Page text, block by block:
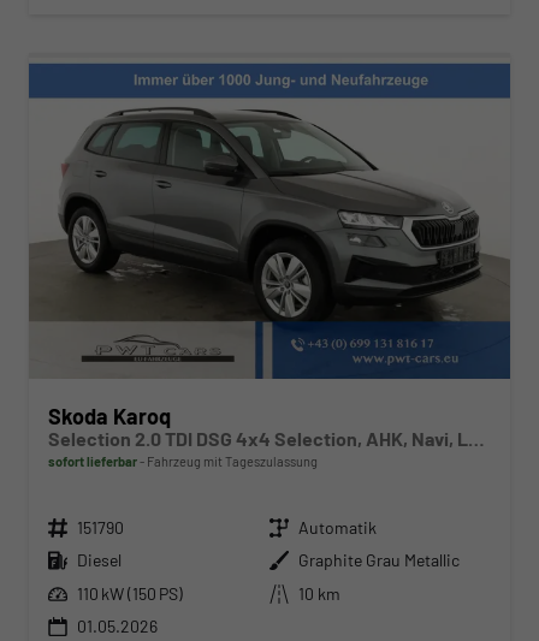
Skoda Karoq
Selection 2.0 TDI DSG 4x4 Selection, AHK, Navi, LED, Kamera, Winter, el. Klappe, 4 J.-Garantie
sofort lieferbar Fahrzeug mit Tageszulassung
Fahrzeugnr. 151790 Getriebe Automatik
Kraftstoff Diesel Außenfarbe Graphite Grau Metallic
Leistung 110 kW (150 PS) Kilometerstand
10 km
01.05.2026